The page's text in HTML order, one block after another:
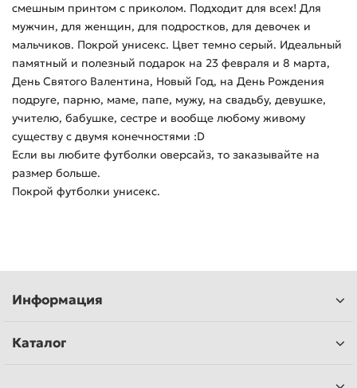
смешным принтом с приколом. Подходит для всех! Для
мужчин, для женщин, для подростков, для девочек и
мальчиков. Покрой унисекс. Цвет темно серый. Идеальный
памятный и полезный подарок на 23 февраля и 8 марта,
День Святого Валентина, Новый Год, на День Рождения
подруге, парню, маме, папе, мужу, на свадьбу, девушке,
учителю, бабушке, сестре и вообще любому живому
существу с двумя конечностями :D
Если вы любите футболки оверсайз, то заказывайте на
размер больше.
Покрой футболки унисекс.
Информация
Каталог